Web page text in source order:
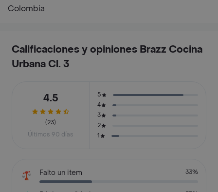
Colombia
Calificaciones y opiniones Brazz Cocina
Urbana Cl. 3
4.5
(23)
Últimos 90 días
5
4
3
2
1
Falto un item 33%